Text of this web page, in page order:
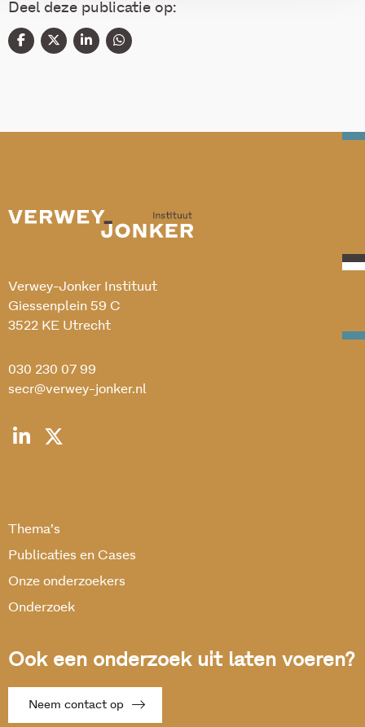
Deel deze publicatie op:
Verwey-Jonker Instituut
Giessenplein 59 C
3522 KE Utrecht
030 230 07 99
secr@verwey-jonker.nl
Thema’s
Publicaties en Cases
Onze onderzoekers
Onderzoek
Ook een onderzoek uit laten voeren?
Neem contact op